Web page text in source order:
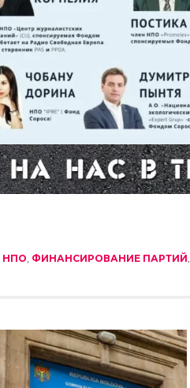
НПО, ФИНАНСИРОВАНИЕ ПАРТИЙ,